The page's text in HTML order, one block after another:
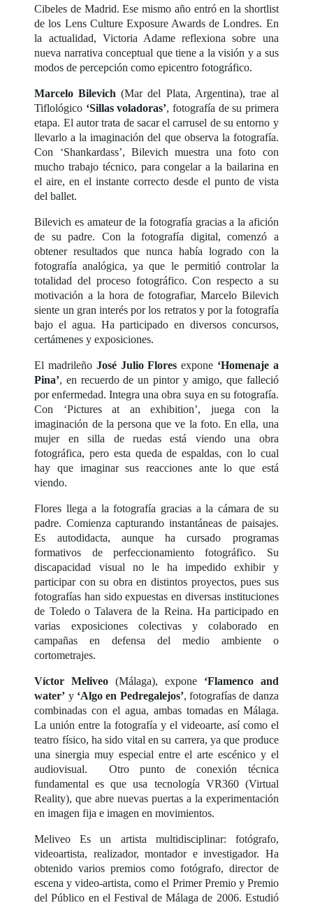
Cibeles de Madrid. Ese mismo año entró en la shortlist
de los Lens Culture Exposure Awards de Londres. En
la actualidad, Victoria Adame reflexiona sobre una
nueva narrativa conceptual que tiene a la visión y a sus
modos de percepción como epicentro fotográfico.
Marcelo Bilevich (Mar del Plata, Argentina), trae al
Tiflológico ‘Sillas voladoras’, fotografía de su primera
etapa. El autor trata de sacar el carrusel de su entorno y
llevarlo a la imaginación del que observa la fotografía.
Con ‘Shankardass’, Bilevich muestra una foto con
mucho trabajo técnico, para congelar a la bailarina en
el aire, en el instante correcto desde el punto de vista
del ballet.
Bilevich es amateur de la fotografía gracias a la afición
de su padre. Con la fotografía digital, comenzó a
obtener resultados que nunca había logrado con la
fotografía analógica, ya que le permitió controlar la
totalidad del proceso fotográfico. Con respecto a su
motivación a la hora de fotografiar, Marcelo Bilevich
siente un gran interés por los retratos y por la fotografía
bajo el agua. Ha participado en diversos concursos,
certámenes y exposiciones.
El madrileño José Julio Flores expone ‘Homenaje a
Pina’, en recuerdo de un pintor y amigo, que falleció
por enfermedad. Integra una obra suya en su fotografía.
Con ‘Pictures at an exhibition’, juega con la
imaginación de la persona que ve la foto. En ella, una
mujer en silla de ruedas está viendo una obra
fotográfica, pero esta queda de espaldas, con lo cual
hay que imaginar sus reacciones ante lo que está
viendo.
Flores llega a la fotografía gracias a la cámara de su
padre. Comienza capturando instantáneas de paisajes.
Es autodidacta, aunque ha cursado programas
formativos de perfeccionamiento fotográfico. Su
discapacidad visual no le ha impedido exhibir y
participar con su obra en distintos proyectos, pues sus
fotografías han sido expuestas en diversas instituciones
de Toledo o Talavera de la Reina. Ha participado en
varias exposiciones colectivas y colaborado en
campañas en defensa del medio ambiente o
cortometrajes.
Víctor Meliveo (Málaga), expone ‘Flamenco and
water’ y ‘Algo en Pedregalejos’, fotografías de danza
combinadas con el agua, ambas tomadas en Málaga.
La unión entre la fotografía y el videoarte, así como el
teatro físico, ha sido vital en su carrera, ya que produce
una sinergia muy especial entre el arte escénico y el
audiovisual. Otro punto de conexión técnica
fundamental es que usa tecnología VR360 (Virtual
Reality), que abre nuevas puertas a la experimentación
en imagen fija e imagen en movimientos.
Meliveo Es un artista multidisciplinar: fotógrafo,
videoartista, realizador, montador e investigador. Ha
obtenido varios premios como fotógrafo, director de
escena y video-artista, como el Primer Premio y Premio
del Público en el Festival de Málaga de 2006. Estudió